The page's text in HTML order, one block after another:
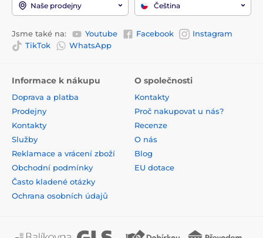
Naše prodejny Čeština
Jsme také na: Youtube Facebook
Instagram
TikTok
WhatsApp
Informace k nákupu
Doprava a platba
Prodejny
Kontakty
Služby
Reklamace a vrácení zboží
Obchodní podmínky
Často kladené otázky
Ochrana osobních údajů
O společnosti
Kontakty
Proč nakupovat u nás?
Recenze
O nás
Blog
EU dotace